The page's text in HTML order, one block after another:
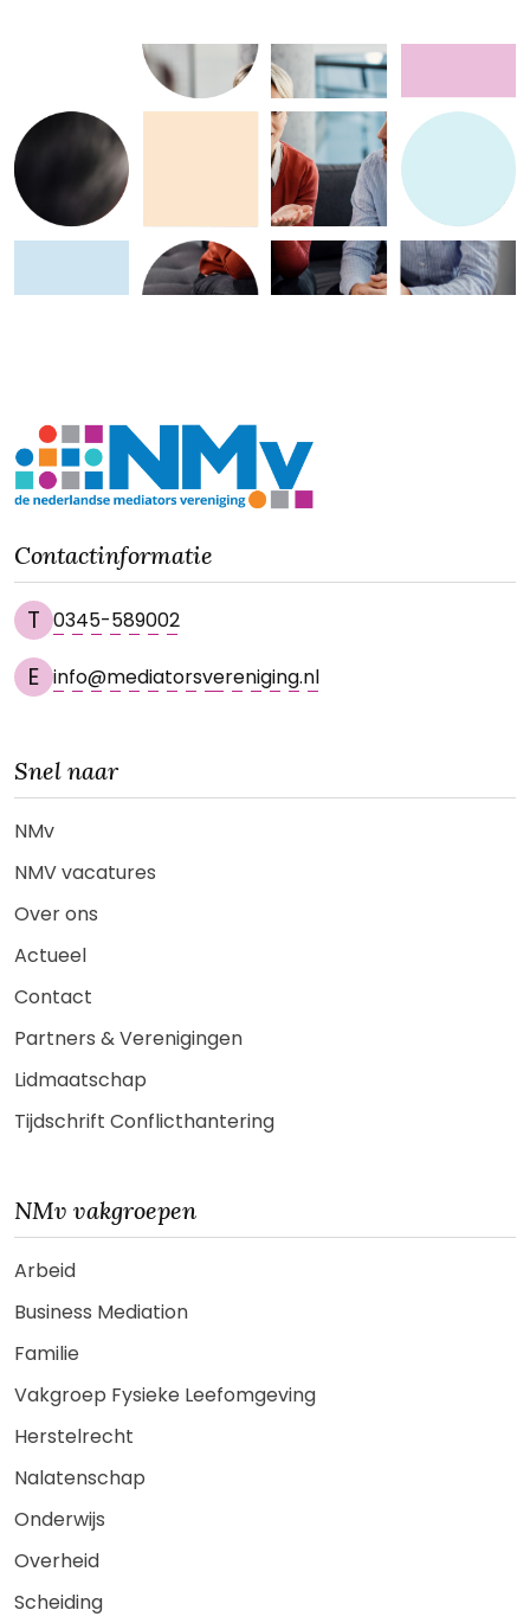
Contactinformatie
T 0345-589002
E info@mediatorsvereniging.nl
Snel naar
NMv
NMV vacatures
Over ons
Actueel
Contact
Partners & Verenigingen
Lidmaatschap
Tijdschrift Conflicthantering
NMv vakgroepen
Arbeid
Business Mediation
Familie
Vakgroep Fysieke Leefomgeving
Herstelrecht
Nalatenschap
Onderwijs
Overheid
Scheiding